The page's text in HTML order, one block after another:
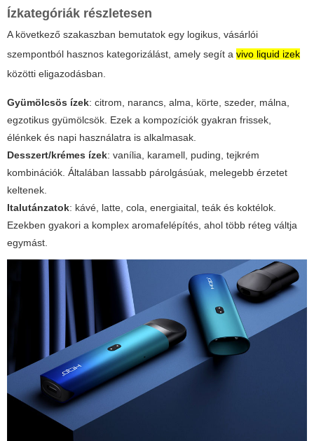
Ízkategóriák részletesen
A következő szakaszban bemutatok egy logikus, vásárlói
szempontból hasznos kategorizálást, amely segít a vivo liquid izek
közötti eligazodásban.
Gyümölcsös ízek: citrom, narancs, alma, körte, szeder, málna,
egzotikus gyümölcsök. Ezek a kompozíciók gyakran frissek,
élénkek és napi használatra is alkalmasak.
Desszert/krémes ízek: vanília, karamell, puding, tejkrém
kombinációk. Általában lassabb párolgásúak, melegebb érzetet
keltenek.
Italutánzatok: kávé, latte, cola, energiaital, teák és koktélok.
Ezekben gyakori a komplex aromafelépítés, ahol több réteg váltja
egymást.